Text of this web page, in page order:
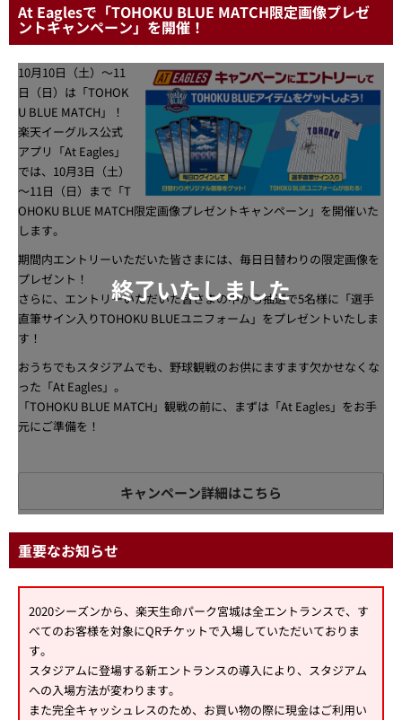
At Eaglesで「TOHOKU BLUE MATCH限定画像プレゼ
ントキャンペーン」を開催！
終了いたしました
10月10日（土）～11
日（日）は「TOHOK
U BLUE MATCH」！
楽天イーグルス公式
アプリ「At Eagles」
では、10月3日（土）
～11日（日）まで「T
OHOKU BLUE MATCH限定画像プレゼントキャンペーン」を開催いた
します。
期間内エントリーいただいた皆さまには、毎日日替わりの限定画像を
プレゼント！
さらに、エントリーいただいた皆さまの中から抽選で5名様に「選手
直筆サイン入りTOHOKU BLUEユニフォーム」をプレゼントいたしま
す！
おうちでもスタジアムでも、野球観戦のお供にますます欠かせなくな
った「At Eagles」。
「TOHOKU BLUE MATCH」観戦の前に、まずは「At Eagles」をお手
元にご準備を！
キャンペーン詳細はこちら
重要なお知らせ
2020シーズンから、楽天生命パーク宮城は全エントランスで、す
べてのお客様を対象にQRチケットで入場していただいておりま
す。
スタジアムに登場する新エントランスの導入により、スタジアム
への入場方法が変わります。
また完全キャッシュレスのため、お買い物の際に現金はご利用い